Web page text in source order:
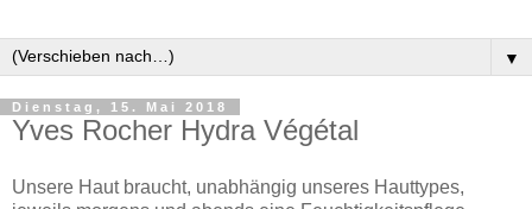
▼
Dienstag, 15. Mai 2018
Yves Rocher Hydra Végétal
Unsere Haut braucht, unabhängig unseres Hauttypes,